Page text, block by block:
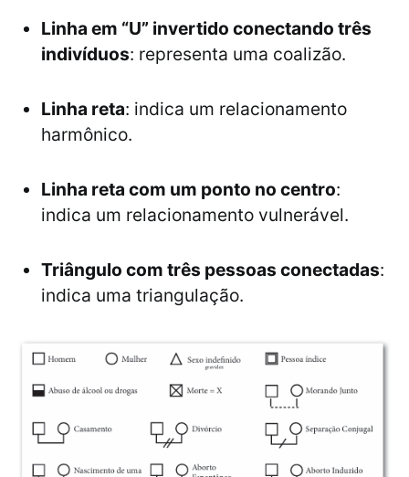
Linha em “U” invertido conectando três
indivíduos: representa uma coalizão.
Linha reta: indica um relacionamento
harmônico.
Linha reta com um ponto no centro:
indica um relacionamento vulnerável.
Triângulo com três pessoas conectadas:
indica uma triangulação.